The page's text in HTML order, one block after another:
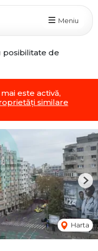
Meniu
posibilitate de
este activă,
similare
Harta